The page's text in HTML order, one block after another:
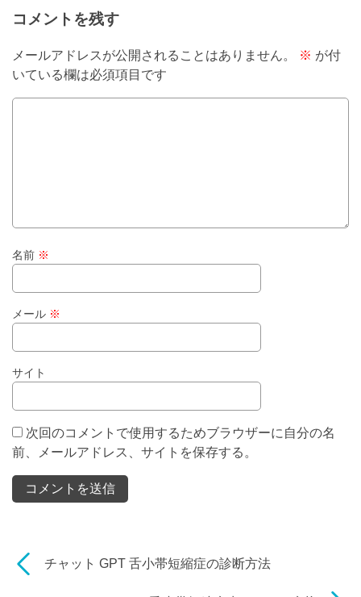
コメントを残す
メールアドレスが公開されることはありません。 ※ が付
いている欄は必須項目です
名前 ※
メール ※
サイト
次回のコメントで使用するためブラウザーに自分の名
前、メールアドレス、サイトを保存する。
チャット GPT 舌小帯短縮症の診断方法